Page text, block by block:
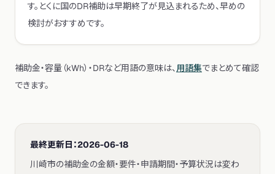
す。とくに国のDR補助は早期終了が見込まれるため、早めの
検討がおすすめです。
補助金・容量（kWh）・DRなど用語の意味は、用語集でまとめて確認
できます。
最終更新日：2026-06-18
川崎市の補助金の金額・要件・申請期間・予算状況は変わ